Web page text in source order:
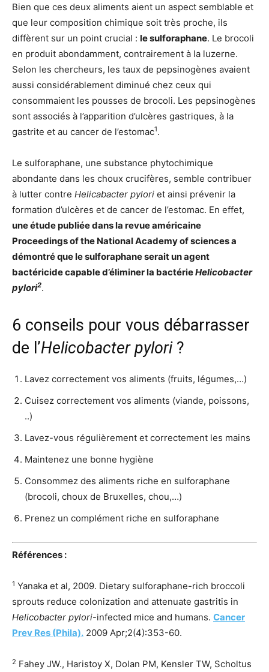
Bien que ces deux aliments aient un aspect semblable et
que leur composition chimique soit très proche, ils
diffèrent sur un point crucial : le sulforaphane. Le brocoli
en produit abondamment, contrairement à la luzerne.
Selon les chercheurs, les taux de pepsinogènes avaient
aussi considérablement diminué chez ceux qui
consommaient les pousses de brocoli. Les pepsinogènes
sont associés à l’apparition d’ulcères gastriques, à la
gastrite et au cancer de l’estomac1.
Le sulforaphane, une substance phytochimique
abondante dans les choux crucifères, semble contribuer
à lutter contre Helicabacter pylori et ainsi prévenir la
formation d’ulcères et de cancer de l’estomac. En effet,
une étude publiée dans la revue américaine
Proceedings of the National Academy of sciences a
démontré que lesulforaphane serait un agent
bactéricide capable d’éliminer la bactérieHelicobacter
pylori2.
6 conseils pour vous débarrasser
de l’Helicobacter pylori?
Lavez correctement vos aliments (fruits, légumes,…)
Cuisez correctement vos aliments (viande, poissons,
..)
Lavez-vous régulièrement et correctement les mains
Maintenez une bonne hygiène
Consommez des aliments riche en sulforaphane
(brocoli, choux de Bruxelles, chou,…)
Prenez un complément riche en sulforaphane
Références :
1 Yanaka et al, 2009. Dietary sulforaphane-rich broccoli
sprouts reduce colonization and attenuate gastritis in
Helicobacter pylori-infected mice and humans. Cancer
Prev Res (Phila). 2009 Apr;2(4):353-60.
2 Fahey JW., Haristoy X, Dolan PM, Kensler TW, Scholtus